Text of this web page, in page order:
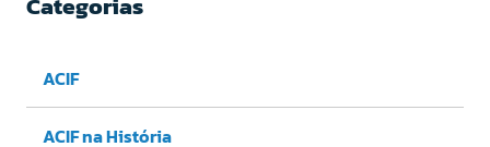
ACIF
ACIF na História